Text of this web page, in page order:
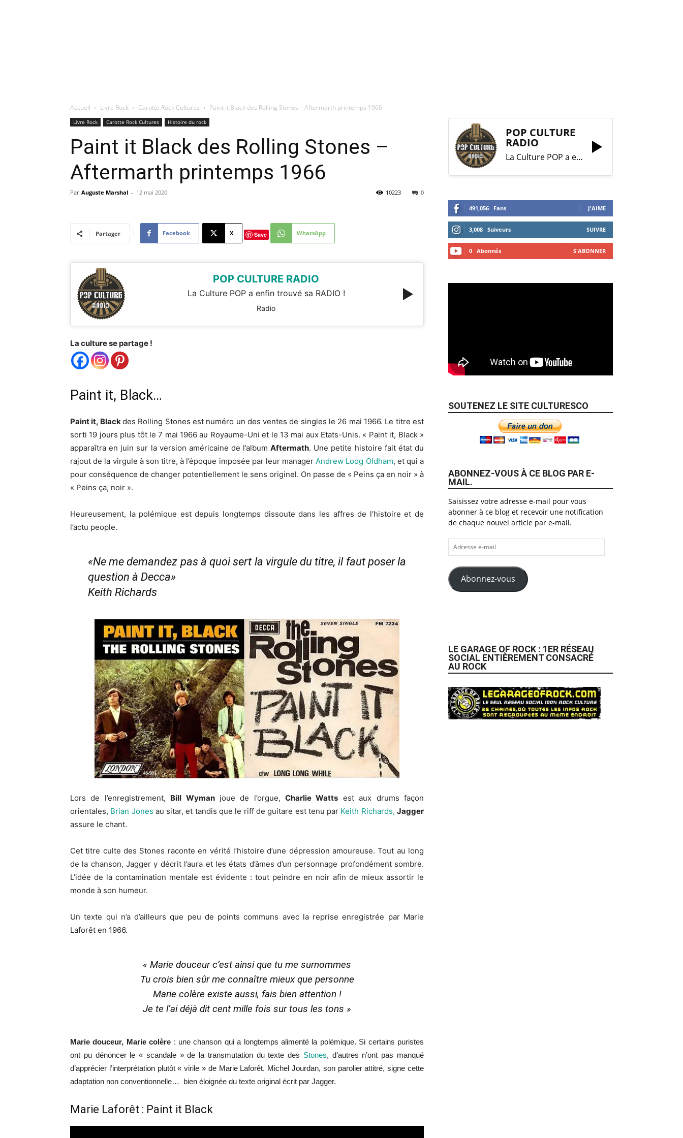
Accueil Livre Rock Carotte Rock Cultures Paint it Black des Rolling Stones – Aftermarth printemps 1966
Livre Rock Carotte Rock Cultures Histoire du rock
Paint it Black des Rolling Stones –
Aftermarth printemps 1966
Par Auguste Marshal - 12 mai 2020 0
10223
Partager Facebook X Save WhatsApp
POP CULTURE RADIO
La Culture POP a enfin trouvé sa RADIO !
Radio
La culture se partage !
Paint it, Black…
Paint it, Blackdes Rolling Stones est numéro un des ventes de singles le 26 mai 1966. Le titre est
sorti 19 jours plus tôt le 7 mai 1966 au Royaume-Uni et le 13 mai aux Etats-Unis. « Paint it, Black »
apparaîtra en juin sur la version américaine de l’albumAftermath. Une petite histoire fait état du
rajout de la virgule à son titre, à l’époque imposée par leur managerAndrew Loog Oldham, et qui a
pour conséquence de changer potentiellement le sens originel. On passe de « Peins ça en noir » à
« Peins ça, noir ».
Heureusement, la polémique est depuis longtemps dissoute dans les affres de l’histoire et de
l’actu people.
«Ne me demandez pas à quoi sert la virgule du titre, il faut poser la
question à Decca»
Keith Richards
Lors de l’enregistrement, Bill Wymanjoue de l’orgue,Charlie Watts est aux drums façon
orientales, Brian Jones au sitar, et tandis que le riff de guitare est tenu par Keith Richards,Jagger
assure le chant.
Cet titre culte des Stones raconte en vérité l’histoire d’une dépression amoureuse. Tout au long
de la chanson, Jagger y décrit l’aura et les états d’âmes d’un personnage profondément sombre.
L’idée de la contamination mentale est évidente : tout peindre en noir afin de mieux assortir le
monde à son humeur.
Un texte qui n’a d’ailleurs que peu de points communs avec la reprise enregistrée par Marie
Laforêt en 1966.
« Marie douceur c’est ainsi que tu me surnommes
Tu crois bien sûr me connaître mieux que personne
Marie colère existe aussi, fais bien attention !
Je te l’ai déjà dit cent mille fois sur tous les tons »
Marie douceur, Marie colère : une chanson qui a longtemps alimenté la polémique. Si certains puristes
ont pu dénoncer le « scandale » de la transmutation du texte des Stones, d’autres n’ont pas manqué
d’apprécier l’interprétation plutôt « virile » de Marie Laforêt. Michel Jourdan, son parolier attitré, signe cette
adaptation non conventionnelle… bien éloignée du texte original écrit par Jagger.
Marie Laforêt : Paint it Black
POP CULTURE
RADIO
La Culture POP a enfin trouvé sa RADIO !
491,056 Fans J'AIME
3,008 Suiveurs SUIVRE
0 Abonnés S'ABONNER
SOUTENEZ LE SITE CULTURESCO
ABONNEZ-VOUS À CE BLOG PAR E-
MAIL.
Saisissez votre adresse e-mail pour vous
abonner à ce blog et recevoir une notification
de chaque nouvel article par e-mail.
Adresse
e-
mail
Abonnez-vous
LE GARAGE OF ROCK : 1ER RÉSEAU
SOCIAL ENTIÈREMENT CONSACRÉ
AU ROCK